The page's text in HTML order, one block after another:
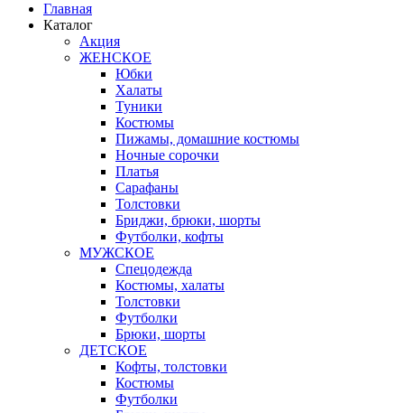
Главная
Каталог
Акция
ЖЕНСКОЕ
Юбки
Халаты
Туники
Костюмы
Пижамы, домашние костюмы
Ночные сорочки
Платья
Сарафаны
Толстовки
Бриджи, брюки, шорты
Футболки, кофты
МУЖСКОЕ
Спецодежда
Костюмы, халаты
Толстовки
Футболки
Брюки, шорты
ДЕТСКОЕ
Кофты, толстовки
Костюмы
Футболки